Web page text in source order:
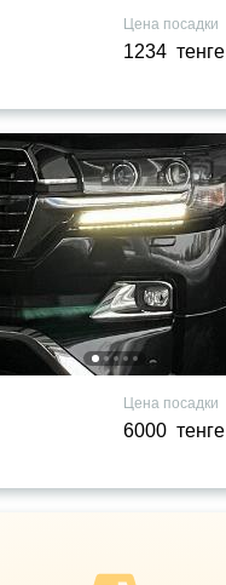
Цена посадки
1234 тенге
Цена посадки
6000 тенге